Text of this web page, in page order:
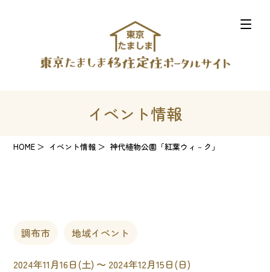
イベント情報
HOME イベント情報 神代植物公園「紅葉ウィ－ク」
調布市 地域イベント
2024年11月16日(土) 〜 2024年12月15日(日)